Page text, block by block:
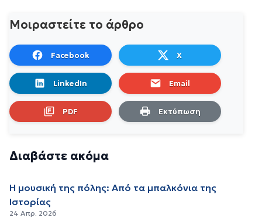
Μοιραστείτε το άρθρο
Facebook X
LinkedIn Email
PDF Εκτύπωση
Διαβάστε ακόμα
Η μουσική της πόλης: Από τα μπαλκόνια της
Ιστορίας
24 Απρ. 2026